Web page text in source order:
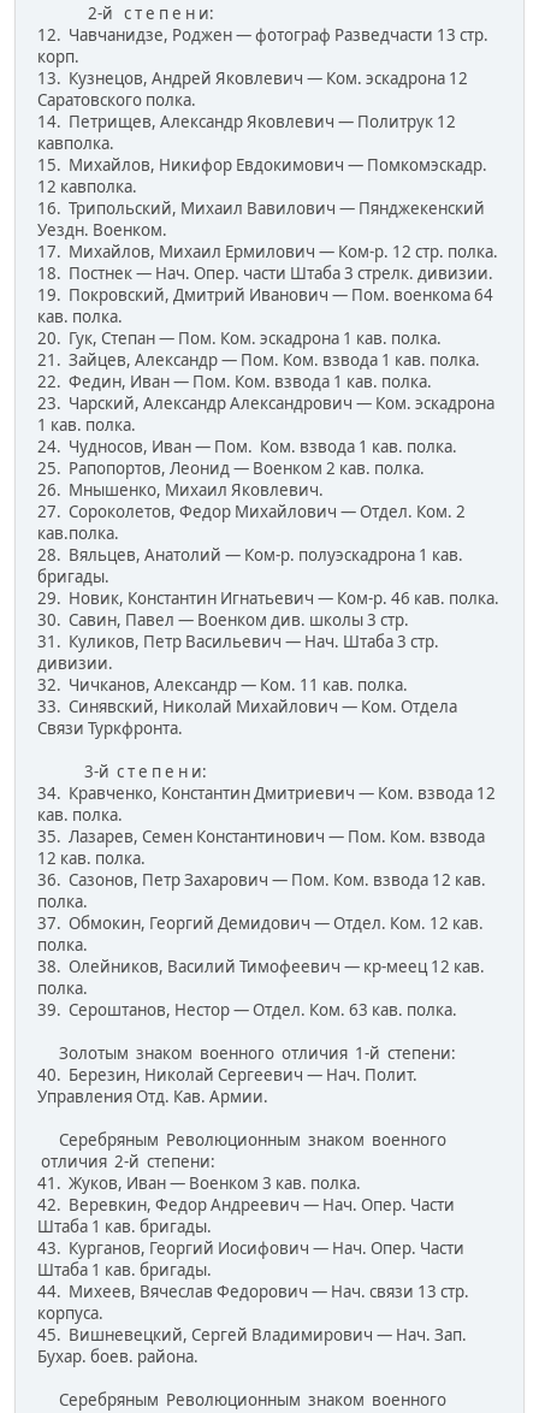
2-й с т е п е н и:
12. Чавчанидзе, Роджен — фотограф Разведчасти 13 стр.
корп.
13. Кузнецов, Андрей Яковлевич — Ком. эскадрона 12
Саратовского полка.
14. Петрищев, Александр Яковлевич — Политрук 12
кавполка.
15. Михайлов, Никифор Евдокимович — Помкомэскадр.
12 кавполка.
16. Трипольский, Михаил Вавилович — Пянджекенский
Уездн. Военком.
17. Михайлов, Михаил Ермилович — Ком-р. 12 стр. полка.
18. Постнек — Нач. Опер. части Штаба 3 стрелк. дивизии.
19. Покровский, Дмитрий Иванович — Пом. военкома 64
кав. полка.
20. Гук, Степан — Пом. Ком. эскадрона 1 кав. полка.
21. Зайцев, Александр — Пом. Ком. взвода 1 кав. полка.
22. Федин, Иван — Пом. Ком. взвода 1 кав. полка.
23. Чарский, Александр Александрович — Ком. эскадрона
1 кав. полка.
24. Чудносов, Иван — Пом. Ком. взвода 1 кав. полка.
25. Рапопортов, Леонид — Военком 2 кав. полка.
26. Мнышенко, Михаил Яковлевич.
27. Сороколетов, Федор Михайлович — Отдел. Ком. 2
кав.полка.
28. Вяльцев, Анатолий — Ком-р. полуэскадрона 1 кав.
бригады.
29. Новик, Константин Игнатьевич — Ком-р. 46 кав. полка.
30. Савин, Павел — Военком див. школы 3 стр.
31. Куликов, Петр Васильевич — Нач. Штаба 3 стр.
дивизии.
32. Чичканов, Александр — Ком. 11 кав. полка.
33. Синявский, Николай Михайлович — Ком. Отдела
Связи Туркфронта.
3-й с т е п е н и:
34. Кравченко, Константин Дмитриевич — Ком. взвода 12
кав. полка.
35. Лазарев, Семен Константинович — Пом. Ком. взвода
12 кав. полка.
36. Сазонов, Петр Захарович — Пом. Ком. взвода 12 кав.
полка.
37. Обмокин, Георгий Демидович — Отдел. Ком. 12 кав.
полка.
38. Олейников, Василий Тимофеевич — кр-меец 12 кав.
полка.
39. Сероштанов, Нестор — Отдел. Ком. 63 кав. полка.
Золотым знаком военного отличия 1-й степени:
40. Березин, Николай Сергеевич — Нач. Полит.
Управления Отд. Кав. Армии.
Серебряным Революционным знаком военного
отличия 2-й степени:
41. Жуков, Иван — Военком 3 кав. полка.
42. Веревкин, Федор Андреевич — Нач. Опер. Части
Штаба 1 кав. бригады.
43. Курганов, Георгий Иосифович — Нач. Опер. Части
Штаба 1 кав. бригады.
44. Михеев, Вячеслав Федорович — Нач. связи 13 стр.
корпуса.
45. Вишневецкий, Сергей Владимирович — Нач. Зап.
Бухар. боев. района.
Серебряным Революционным знаком военного